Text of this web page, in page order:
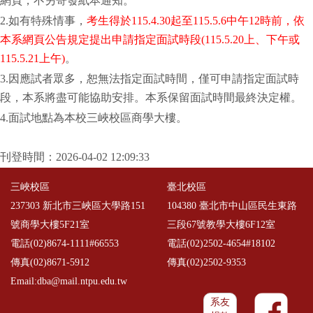
2.如有特殊情事， 考生得於115.4.30起至115.5.6中午12時前，依
本系網頁公告規定提出申請指定面試時段(115.5.20上、下午或
115.5.21上午)。
3.因應試者眾多，恕無法指定面試時間，僅可申請指定面試時
段，本系將盡可能協助安排。本系保留面試時間最終決定權。
4.面試地點為本校三峽校區商學大樓。
刊登時間：2026-04-02 12:09:33
三峽校區
237303 新北市三峽區大學路151
號商學大樓5F21室
電話(02)8674-1111#66553
傳真(02)8671-5912
Email:dba@mail.ntpu.edu.tw
臺北校區
104380 臺北市中山區民生東路
三段67號教學大樓6F12室
電話(02)2502-4654#18102
傳真(02)2502-9353
系友